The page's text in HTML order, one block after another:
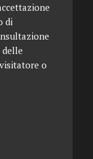
di
delle
o